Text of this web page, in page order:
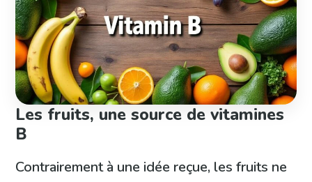
Les fruits, une source de vitamines
B
Contrairement à une idée reçue, les fruits ne